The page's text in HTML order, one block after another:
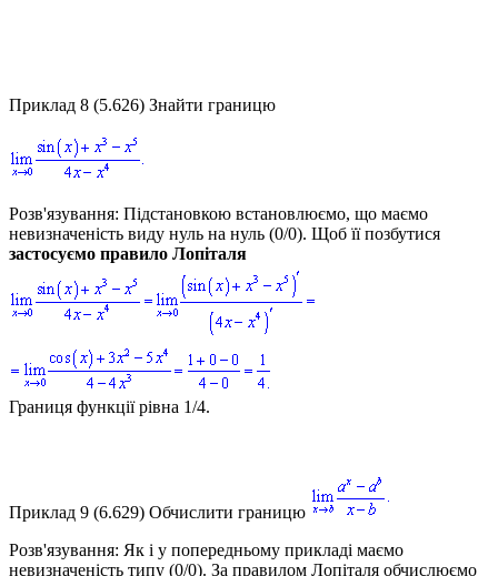
Приклад 8 (5.626) Знайти границю
Розв'язування: Підстановкою встановлюємо, що маємо
невизначеність виду нуль на нуль (0/0). Щоб її позбутися
застосуємо правило Лопіталя
Границя функції рівна 1/4.
Приклад 9 (6.629) Обчислити границю
Розв'язування: Як і у попередньому прикладі маємо
невизначеність типу (0/0). За правилом Лопіталя обчислюємо